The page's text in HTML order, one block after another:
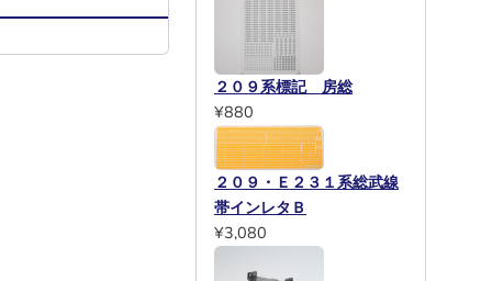
２０９系標記 房総
¥880
２０９・Ｅ２３１系総武線
帯インレタＢ
¥3,080